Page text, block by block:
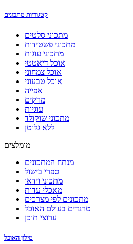
קטגוריות מתכונים
מתכוני סלטים
מתכוני פשטידות
מתכוני עוגות
אוכל דיאטטי
אוכל צמחוני
אוכל טבעוני
אפייה
מרקים
עוגיות
מתכוני שוקולד
ללא גלוטן
מומלצים
מנתח המתכונים
ספרי בישול
מתכוני וידאו
מאכלי עדות
מתכונים לפי מצרכים
טרנדים בעולם האוכל
ערוצי תוכן
מילון האוכל